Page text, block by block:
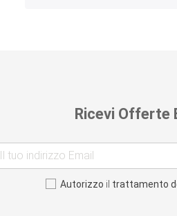
Ricevi Offerte
Autorizzo il trattamento